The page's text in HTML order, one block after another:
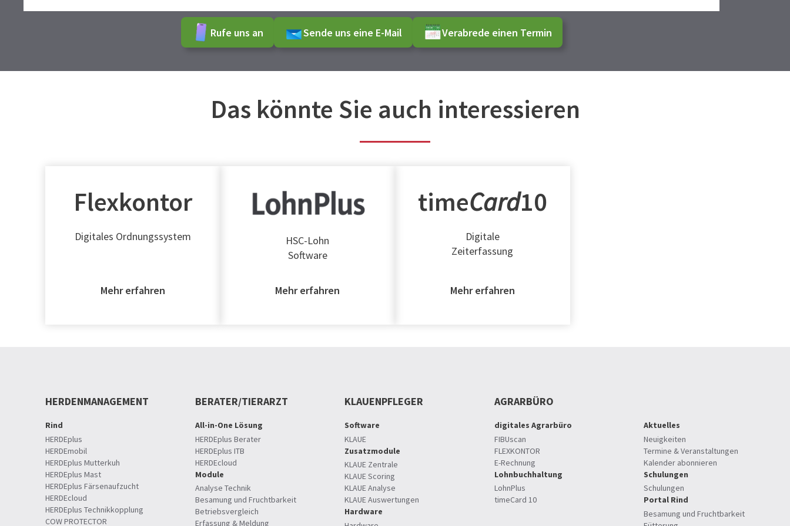
Rufe uns an Sende uns eine E-Mail Verabrede einen Termin
Das könnte Sie auch interessieren
Flexkontor
Digitales Ordnungssystem
Mehr erfahren
HSC-Lohn
Software
Mehr erfahren
timeCard10
Digitale
Zeiterfassung
Mehr erfahren
HERDENMANAGEMENT
Rind
HERDEplus
HERDEmobil
HERDEplus Mutterkuh
HERDEplus Mast
HERDEplus Färsenaufzucht
HERDEcloud
HERDEplus Technikkopplung
COW PROTECTOR
BERATER/TIERARZT
All-in-One Lösung
HERDEplus Berater
HERDEplus ITB
HERDEcloud
Module
Analyse Technik
Besamung und Fruchtbarkeit
Betriebsvergleich
Erfassung & Meldung
KLAUENPFLEGER
Software
KLAUE
Zusatzmodule
KLAUE Zentrale
KLAUE Scoring
KLAUE Analyse
KLAUE Auswertungen
Hardware
AGRARBÜRO
digitales Agrarbüro
FIBUscan
FLEXKONTOR
E-Rechnung
Lohnbuchhaltung
LohnPlus
timeCard 10
Aktuelles
Neuigkeiten
Termine & Veranstaltungen
Kalender abonnieren
Schulungen
Schulungen
Portal Rind
Besamung und Fruchtbarkeit